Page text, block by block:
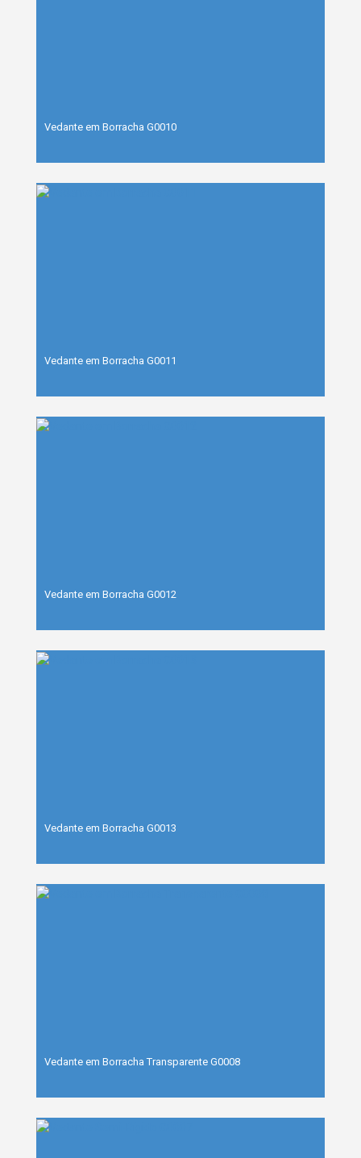
Vedante em Borracha G0010
Vedante em Borracha G0011
Vedante em Borracha G0012
Vedante em Borracha G0013
Vedante em Borracha Transparente G0008